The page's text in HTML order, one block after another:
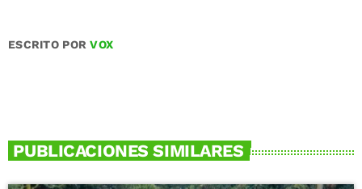
ESCRITO PORVOX
PUBLICACIONES SIMILARES